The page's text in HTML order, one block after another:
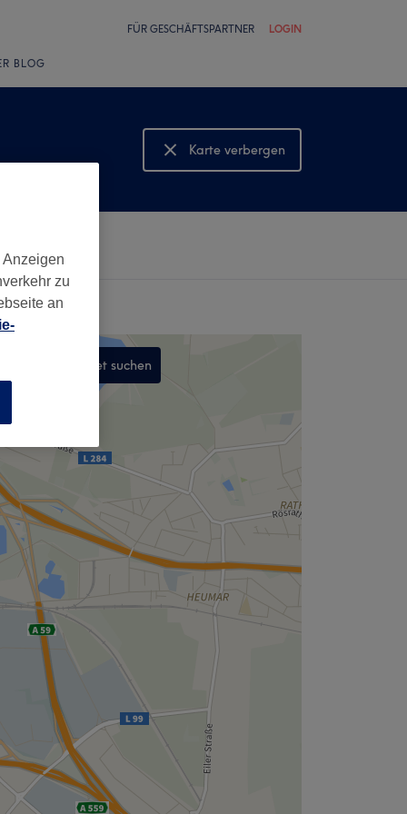
FÜR GESCHÄFTSPARTNER LOGIN
BLOG
Karte verbergen
Karte anzeigen
In diesem Gebiet suchen
zu
an